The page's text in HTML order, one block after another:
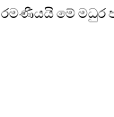
රමණීයයි මේ මධුර